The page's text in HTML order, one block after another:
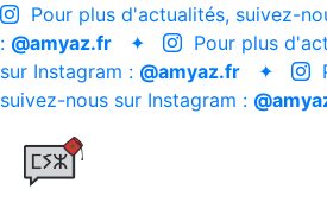
Pour plus d'actualités, suivez-
: @amyaz.fr ✦
Pour plus
sur Instagram : @amyaz.fr ✦
suivez-nous sur Instagram :